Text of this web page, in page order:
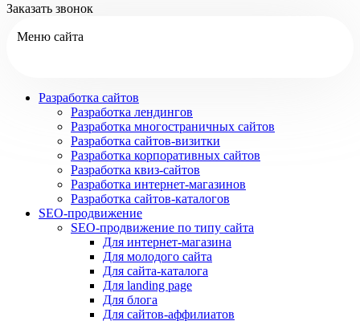
Заказать звонок
Меню сайта
Разработка сайтов
Разработка лендингов
Разработка многостраничных сайтов
Разработка сайтов-визитки
Разработка корпоративных сайтов
Разработка квиз-сайтов
Разработка интернет-магазинов
Разработка сайтов-каталогов
SEO-продвижение
SEO-продвижение по типу сайта
Для интернет-магазина
Для молодого сайта
Для сайта-каталога
Для landing page
Для блога
Для сайтов-аффилиатов